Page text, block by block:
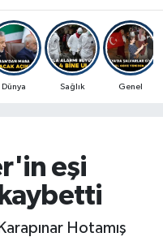
Dünya Sağlık Genel
eşi
kaybetti
Hotamış